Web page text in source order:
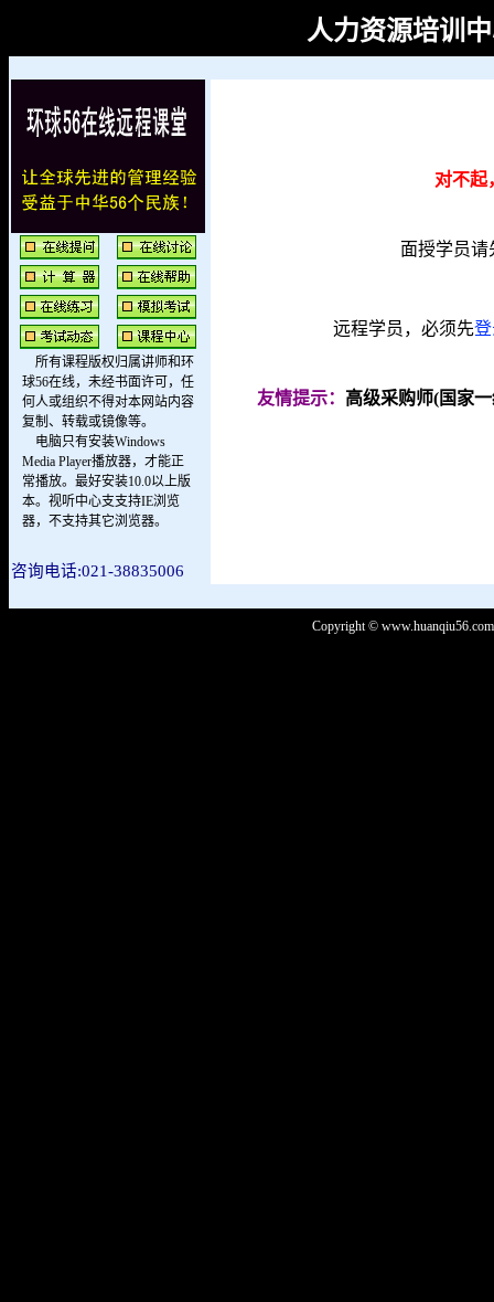
人力资源培训
所有课程版权归属讲师和环
球56在线，未经书面许可，任
何人或组织不得对本网站内容
复制、转载或镜像等。
电脑只有安装Windows
Media Player播放器，才能正
常播放。最好安装10.0以上版
本。视听中心支支持IE浏览
器，不支持其它浏览器。
咨询电话:021-38835006
对不起
面授学员请
远程学员，必须先
友情提示： 高级采购师(国家
Copyright ©